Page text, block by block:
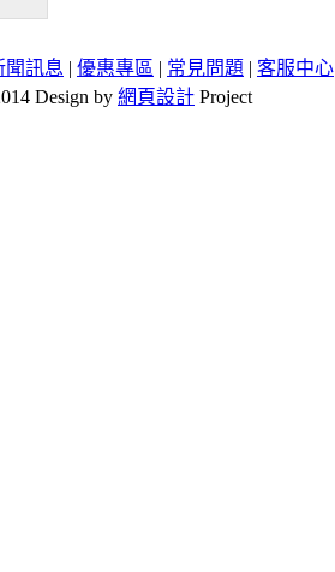
聞訊息 | 優惠專區 | 常見問題 | 客服中心
Design by 網頁設計 Project